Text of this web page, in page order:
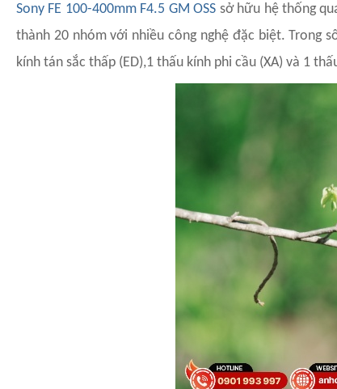
Sony FE 100-400mm F4.5 GM OSS sở hữu hệ thống
thành 20 nhóm với nhiều công nghệ đặc biệt. Trong
kính tán sắc thấp (ED),1 thấu kính phi cầu (XA) và 1